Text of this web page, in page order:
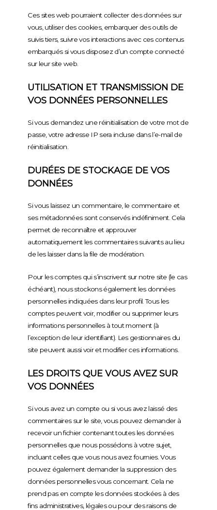
Ces sites web pourraient collecter des données sur
vous, utiliser des cookies, embarquer des outils de
suivis tiers, suivre vos interactions avec ces contenus
embarqués si vous disposez d’un compte connecté
sur leur site web.
UTILISATION ET TRANSMISSION DE
VOS DONNÉES PERSONNELLES
Si vous demandez une réinitialisation de votre mot de
passe, votre adresse IP sera incluse dans l’e-mail de
réinitialisation.
DURÉES DE STOCKAGE DE VOS
DONNÉES
Si vous laissez un commentaire, le commentaire et
ses métadonnées sont conservés indéfiniment. Cela
permet de reconnaître et approuver
automatiquement les commentaires suivants au lieu
de les laisser dans la file de modération.
Pour les comptes qui s’inscrivent sur notre site (le cas
échéant), nous stockons également les données
personnelles indiquées dans leur profil. Tous les
comptes peuvent voir, modifier ou supprimer leurs
informations personnelles à tout moment (à
l’exception de leur identifiant). Les gestionnaires du
site peuvent aussi voir et modifier ces informations.
LES DROITS QUE VOUS AVEZ SUR
VOS DONNÉES
Si vous avez un compte ou si vous avez laissé des
commentaires sur le site, vous pouvez demander à
recevoir un fichier contenant toutes les données
personnelles que nous possédons à votre sujet,
incluant celles que vous nous avez fournies. Vous
pouvez également demander la suppression des
données personnelles vous concernant. Cela ne
prend pas en compte les données stockées à des
fins administratives, légales ou pour des raisons de